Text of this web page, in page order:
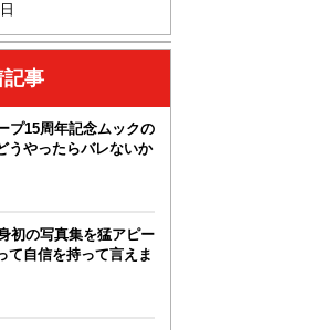
事
プ15周年記念ムックの
うやったらバレないか
初の写真集を猛アピー
て自信を持って言えま